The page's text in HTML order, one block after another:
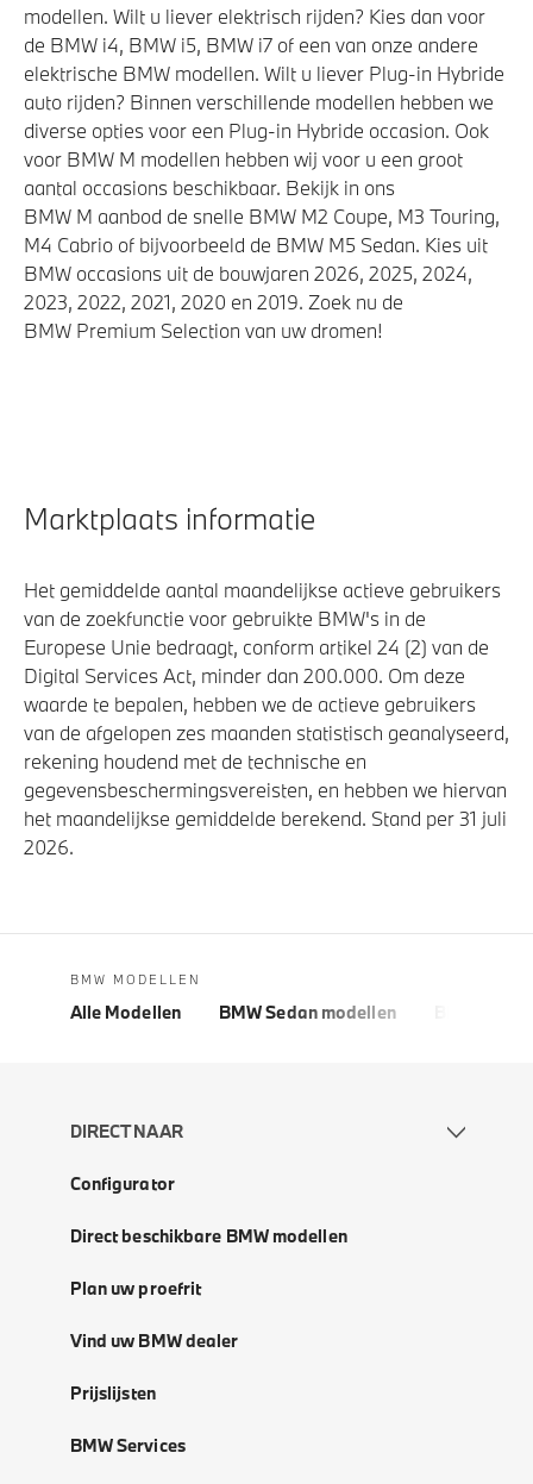
modellen. Wilt u liever elektrisch rijden? Kies dan voor
de BMW i4, BMW i5, BMW i7 of een van onze andere
elektrische BMW modellen. Wilt u liever Plug-in Hybride
auto rijden? Binnen verschillende modellen hebben we
diverse opties voor een Plug-in Hybride occasion. Ook
voor BMW M modellen hebben wij voor u een groot
aantal occasions beschikbaar. Bekijk in ons
BMW M aanbod de snelle BMW M2 Coupe, M3 Touring,
M4 Cabrio of bijvoorbeeld de BMW M5 Sedan. Kies uit
BMW occasions uit de bouwjaren 2026, 2025, 2024,
2023, 2022, 2021, 2020 en 2019. Zoek nu de
BMW Premium Selection van uw dromen!
Marktplaats informatie
Het gemiddelde aantal maandelijkse actieve gebruikers
van de zoekfunctie voor gebruikte BMW's in de
Europese Unie bedraagt, conform artikel 24 (2) van de
Digital Services Act, minder dan 200.000. Om deze
waarde te bepalen, hebben we de actieve gebruikers
van de afgelopen zes maanden statistisch geanalyseerd,
rekening houdend met de technische en
gegevensbeschermingsvereisten, en hebben we hiervan
het maandelijkse gemiddelde berekend. Stand per 31 juli
2026.
BMW MODELLEN
Alle Modellen BMW Sedan modellen
DIRECT NAAR
Configurator
Direct beschikbare BMW modellen
Plan uw proefrit
Vind uw BMW dealer
Prijslijsten
BMW Services